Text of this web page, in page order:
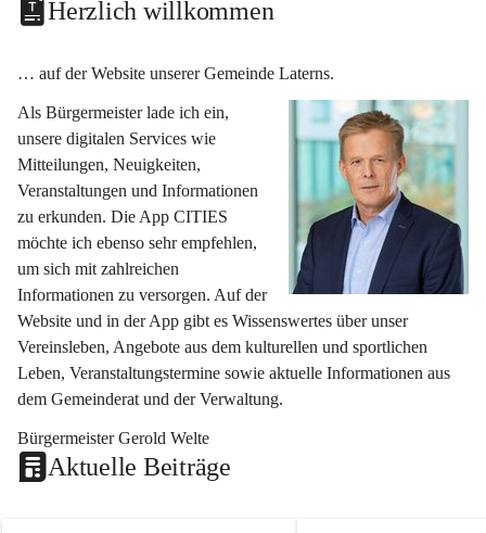
Herzlich willkommen
… auf der Website unserer Gemeinde Laterns.
Als Bürgermeister lade ich ein,
unsere digitalen Services wie
Mitteilungen, Neuigkeiten,
Veranstaltungen und Informationen
zu erkunden. Die App CITIES
möchte ich ebenso sehr empfehlen,
um sich mit zahlreichen
Informationen zu versorgen. Auf der
Website und in der App gibt es Wissenswertes über unser
Vereinsleben, Angebote aus dem kulturellen und sportlichen
Leben, Veranstaltungstermine sowie aktuelle Informationen aus
dem Gemeinderat und der Verwaltung.
Bürgermeister Gerold Welte
Aktuelle Beiträge